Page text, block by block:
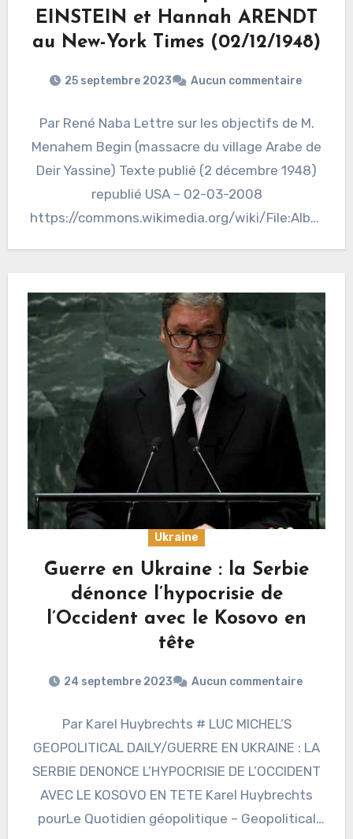
EINSTEIN et Hannah ARENDT
au New-York Times (02/12/1948)
25 septembre 2023 Aucun commentaire
Par René Naba Lettre sur les objectifs de M.
Menahem Begin (massacre du village Arabe de
Deir Yassine) Texte publié (2 décembre 1948)
republié USA – 02-03-2008
https://commons.wikimedia.org/wiki/File:Alber
Ukraine
Guerre en Ukraine : la Serbie
dénonce l’hypocrisie de
l’Occident avec le Kosovo en
tête
24 septembre 2023 Aucun commentaire
Par Karel Huybrechts # LUC MICHEL’S
GEOPOLITICAL DAILY/GUERRE EN UKRAINE : LA
SERBIE DENONCE L’HYPOCRISIE DE L’OCCIDENT
AVEC LE KOSOVO EN TETE Karel Huybrechts
pourLe Quotidien géopolitique – Geopolitical